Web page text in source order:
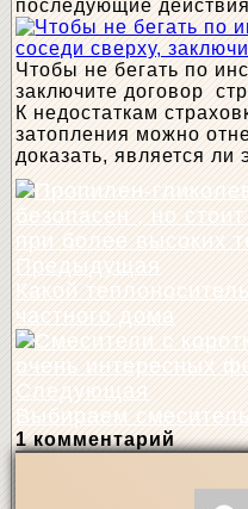
последующие
Чтобы не бегать по
заключите договор
К недостаткам
затопления можно
доказать, является ли
Предыдущая
Какой
частного дома
Следующая
Выбираем
1 комментарий